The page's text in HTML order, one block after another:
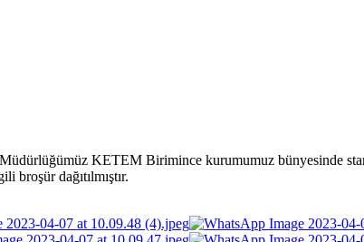
KETEM Birimince kurumumuz bünyesinde
broşür dağıtılmıştır.